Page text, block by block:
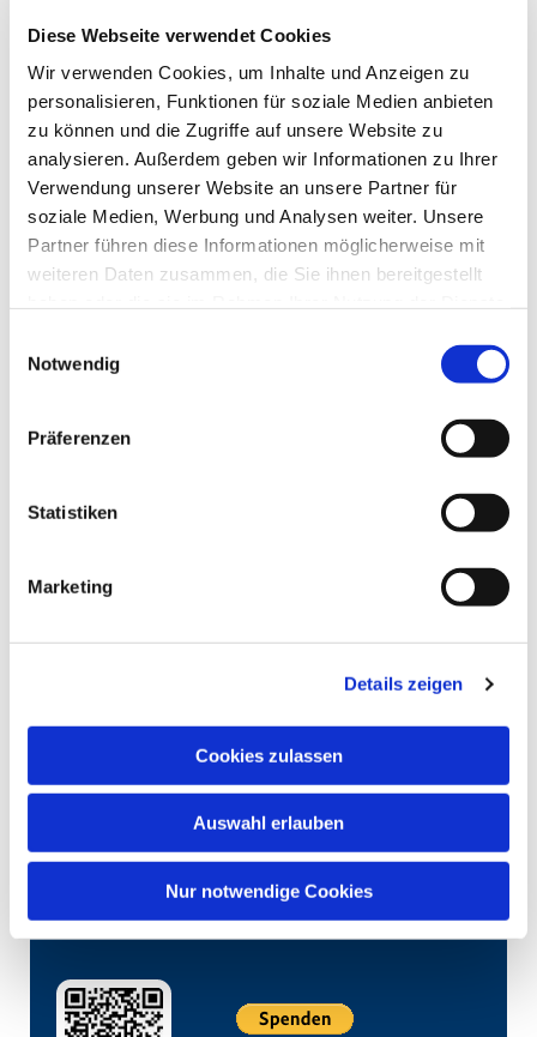
Diese Webseite verwendet Cookies
Wir verwenden Cookies, um Inhalte und Anzeigen zu
personalisieren, Funktionen für soziale Medien anbieten
zu können und die Zugriffe auf unsere Website zu
analysieren. Außerdem geben wir Informationen zu Ihrer
Verwendung unserer Website an unsere Partner für
soziale Medien, Werbung und Analysen weiter. Unsere
Partner führen diese Informationen möglicherweise mit
weiteren Daten zusammen, die Sie ihnen bereitgestellt
Notwendig
Präferenzen
Statistiken
Marketing
Details zeigen
Cookies zulassen
Auswahl erlauben
Nur notwendige Cookies
Dies könnte Sie auch
interessieren